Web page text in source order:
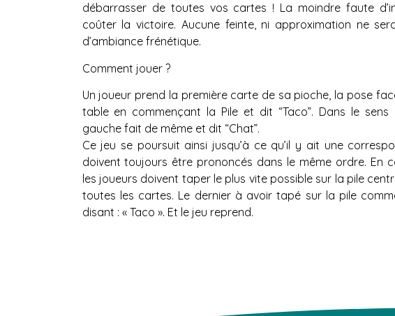
débarrasser de toutes vos cartes ! La moindre faute
coûter la victoire. Aucune feinte, ni approximation ne
d’ambiance frénétique.
Comment jouer ?
Un joueur prend la première carte de sa pioche, la pose
table en commençant la Pile et dit “Taco”. Dans le
gauche fait de même et dit “Chat”.
Ce jeu se poursuit ainsi jusqu’à ce qu’il y ait une
doivent toujours être prononcés dans le même ordre. En
les joueurs doivent taper le plus vite possible sur la pile
toutes les cartes. Le dernier à avoir tapé sur la pile
disant : « Taco ». Et le jeu reprend.